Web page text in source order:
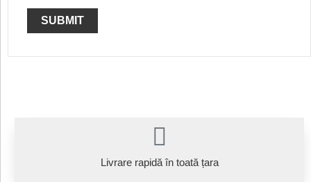
Livrare rapidă în toată țara